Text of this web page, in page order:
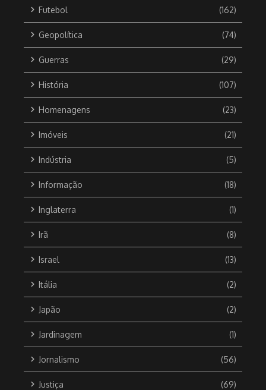
Futebol (162)
Geopolítica (74)
Guerras (29)
História (107)
Homenagens (23)
Imóveis (21)
Indústria (5)
Informação (18)
Inglaterra (1)
Irã (8)
Israel (13)
Itália (2)
Japão (2)
Jardinagem (1)
Jornalismo (56)
Justiça (69)